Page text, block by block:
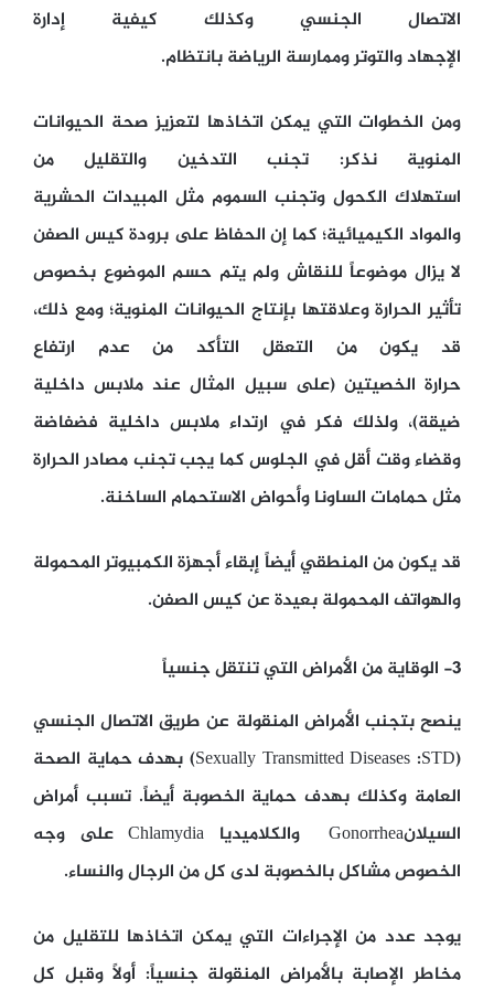
الاتصال الجنسي وكذلك كيفية إدارة
الإجهاد والتوتر وممارسة الرياضة بانتظام.
ومن الخطوات التي يمكن اتخاذها لتعزيز صحة الحيوانات
المنوية نذكر: تجنب التدخين والتقليل من
استهلاك الكحول وتجنب السموم مثل المبيدات الحشرية
والمواد الكيميائية؛ كما إن الحفاظ على برودة كيس الصفن
لا يزال موضوعاً للنقاش ولم يتم حسم الموضوع بخصوص
تأثير الحرارة وعلاقتها بإنتاج الحيوانات المنوية؛ ومع ذلك،
قد يكون من التعقل التأكد من عدم ارتفاع
حرارة الخصيتين (على سبيل المثال عند ملابس داخلية
ضيقة)، ولذلك فكر في ارتداء ملابس داخلية فضفاضة
وقضاء وقت أقل في الجلوس كما يجب تجنب مصادر الحرارة
مثل حمامات الساونا وأحواض الاستحمام الساخنة.
قد يكون من المنطقي أيضاً إبقاء أجهزة الكمبيوتر المحمولة
والهواتف المحمولة بعيدة عن كيس الصفن.
3- الوقاية من الأمراض التي تنتقل جنسياً
ينصح بتجنب الأمراض المنقولة عن طريق الاتصال الجنسي
(Sexually Transmitted Diseases :STD) بهدف حماية الصحة
العامة وكذلك بهدف حماية الخصوبة أيضاً. تسبب أمراض
السيلانGonorrhea والكلاميديا Chlamydia على وجه
الخصوص مشاكل بالخصوبة لدى كل من الرجال والنساء.
يوجد عدد من الإجراءات التي يمكن اتخاذها للتقليل من
مخاطر الإصابة بالأمراض المنقولة جنسياً: أولاً وقبل كل